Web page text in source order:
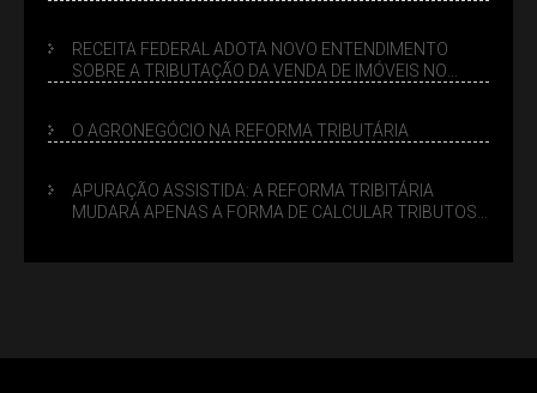
RECEITA FEDERAL ADOTA NOVO ENTENDIMENTO
SOBRE A TRIBUTAÇÃO DA VENDA DE IMÓVEIS NO
O AGRONEGÓCIO NA REFORMA TRIBUTÁRIA
APURAÇÃO ASSISTIDA: A REFORMA TRIBITÁRIA
MUDARÁ APENAS A FORMA DE CALCULAR TRIBUTOS